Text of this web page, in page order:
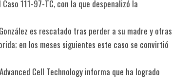
111-97-TC, con la que despenalizó la
es rescatado tras perder a su madre y otras
en los meses siguientes este caso se convirtió
Cell Technology informa que ha logrado